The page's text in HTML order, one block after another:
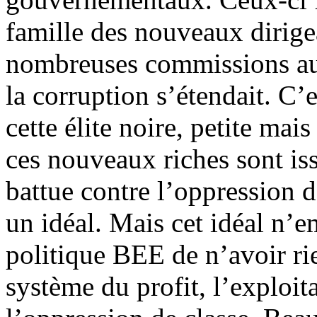
famille des nouveaux
nombreuses commissions
la corruption s’étendait.
cette élite noire, petite
ces nouveaux riches sont
battue contre l’oppression
un idéal. Mais cet idéal
politique BEE de n’avoir
système du profit,